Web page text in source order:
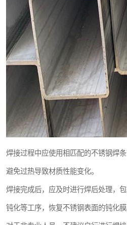
焊接过程中应使用相匹配的不锈钢焊
避免过热导致材质性能变化。
焊接完成后，应及时进行焊后处理，
钝化等工序，恢复不锈钢表面的钝化膜